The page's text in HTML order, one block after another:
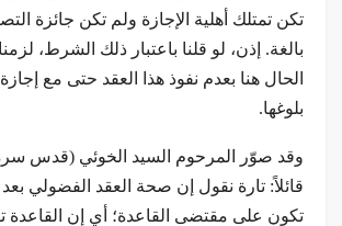
تكن تمتلك أهلية الإجازة ولم تكن جائزة
بالغة. إذن، لو قلنا باعتبار ذلك الشرط،
الحال هنا بعدم نفوذ هذا العقد حتى مع
بلوغها.
وقد صوّر المرحوم السيد الخوئي (قدس
قائلاً: تارة نقول إن صحة العقد الفضولي
تكون على مقتضى القاعدة؛ أي إن القاعدة